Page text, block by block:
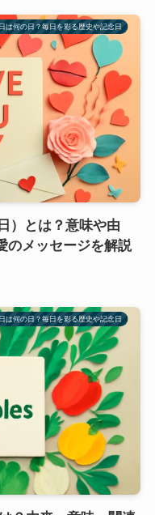
は何の日？毎日を彩る歴史や記念日
）とは？意味や由
のメッセージを解説
は何の日？毎日を彩る歴史や記念日